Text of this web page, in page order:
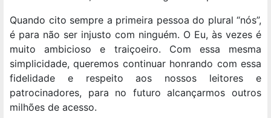
Quando cito sempre a primeira pessoa do plural “nós”,
é para não ser injusto com ninguém. O Eu, às vezes é
muito ambicioso e traiçoeiro. Com essa mesma
simplicidade, queremos continuar honrando com essa
fidelidade e respeito aos nossos leitores e
patrocinadores, para no futuro alcançarmos outros
milhões de acesso.